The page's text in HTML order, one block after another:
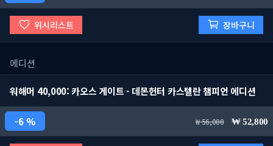
위시리스트 장바구니
에디션
워해머 40,000: 카오스 게이트 - 데몬헌터 카스텔란 챔피언 에디션
6 % 56,000 52,800